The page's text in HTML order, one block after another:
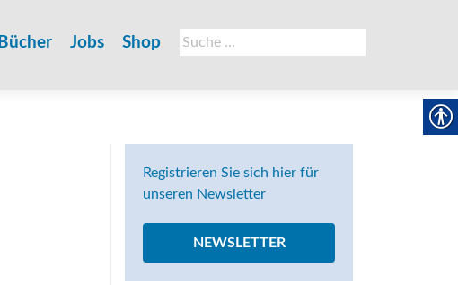
Suche
nach:
Bücher Jobs Shop
Registrieren Sie sich hier für
unseren Newsletter
NEWSLETTER